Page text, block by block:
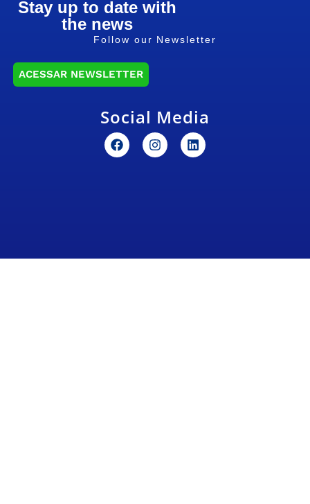
Stay up to date with
the news
Follow our Newsletter
ACESSAR NEWSLETTER
Social Media